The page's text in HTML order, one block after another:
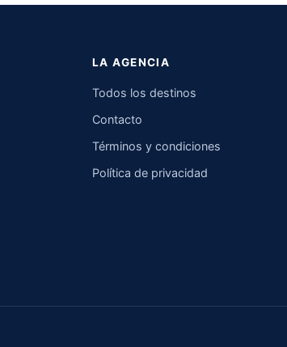
LA AGENCIA
Todos los destinos
Contacto
Términos y condiciones
Política de privacidad